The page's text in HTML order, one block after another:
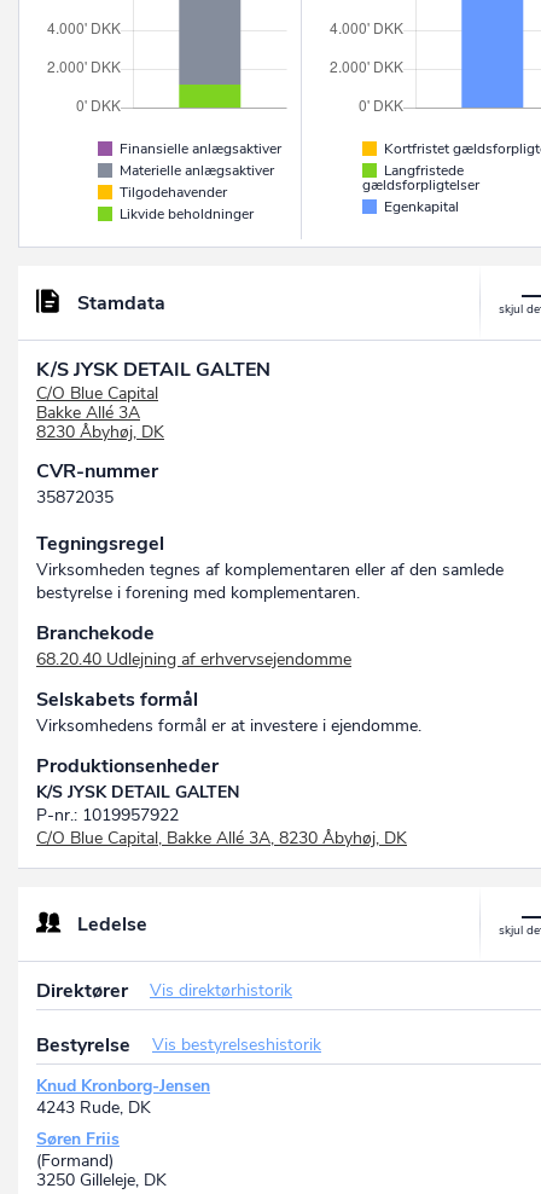
Finansielle anlægsaktiver
Materielle anlægsaktiver
Tilgodehavender
Likvide beholdninger
Kortfristet
Langfristede
gældsforpligtelser
Egenkapital
Stamdata
K/S JYSK DETAIL GALTEN
C/O Blue Capital
Bakke Allé 3A
8230 Åbyhøj, DK
CVR-nummer
35872035
Tegningsregel
Virksomheden tegnes af komplementaren eller af den samlede
bestyrelse i forening med komplementaren.
Branchekode
68.20.40 Udlejning af erhvervsejendomme
Selskabets formål
Virksomhedens formål er at investere i ejendomme.
Produktionsenheder
K/S JYSK DETAIL GALTEN
P-nr.: 1019957922
C/O Blue Capital, Bakke Allé 3A, 8230 Åbyhøj, DK
Ledelse
Direktører Vis direktørhistorik
Bestyrelse
Vis bestyrelseshistorik
Knud Kronborg-Jensen
4243 Rude, DK
Søren Friis
(Formand)
3250 Gilleleje, DK